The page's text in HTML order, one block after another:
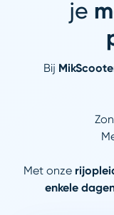
je
Bij
Met onze
enkele